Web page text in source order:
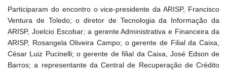
Participaram do encontro o vice-presidente da ARISP, Francisco
Ventura de Toledo; o diretor de Tecnologia da Informação da
ARISP, Joelcio Escobar; a gerente Administrativa e Financeira da
ARISP, Rosangela Oliveira Campo; o gerente de Filial da Caixa,
César Luiz Pucinelli; o gerente de filial da Caixa, José Edson de
Barros; a representante da Central de Recuperação de Crédito